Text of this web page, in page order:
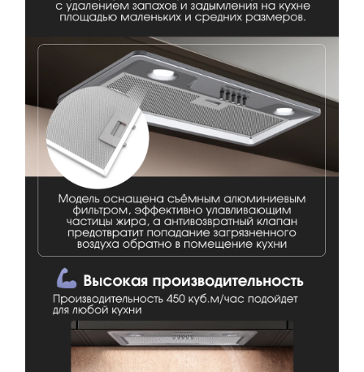
Ваш номер
Оформить заказ
Отправить отзыв
С условиями "Пользовательского соглашения" ознакомлен